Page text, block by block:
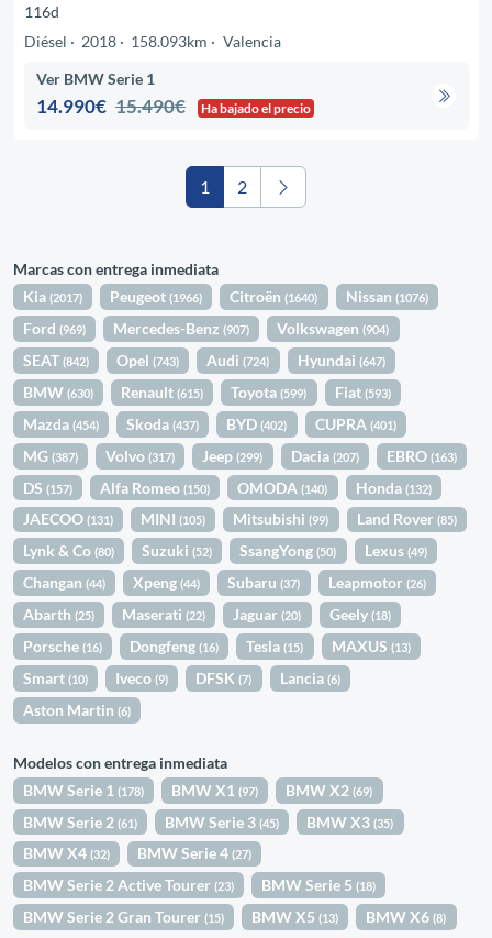
116d
Diésel
2018 158.093km Valencia
Ver BMW Serie 1
14.990€ 15.490€ Ha bajado el precio
1 2
Marcas con entrega inmediata
Kia(2017) Peugeot(1966) Citroën(1640) Nissan (1076)
Ford(969) Mercedes-Benz(907) Volkswagen(904)
SEAT(842) Opel(743) Audi(724) Hyundai (647)
BMW(630) Renault(615) Toyota(599) Fiat (593)
Mazda(454) Skoda(437) BYD(402) CUPRA (401)
MG(387) Volvo(317) Jeep(299) Dacia (207) EBRO (163)
DS(157) Alfa Romeo(150) OMODA(140) Honda (132)
JAECOO(131) MINI(105) Mitsubishi(99) Land Rover (85)
Lynk & Co(80) Suzuki(52) SsangYong(50) Lexus (49)
Changan(44) Xpeng(44) Subaru(37) Leapmotor (26)
Abarth(25) Maserati(22) Jaguar(20) Geely (18)
Porsche(16) Dongfeng(16) Tesla(15) MAXUS (13)
Smart(10) Iveco(9) DFSK(7) Lancia (6)
Aston Martin(6)
Modelos con entrega inmediata
BMW Serie 1(178) BMW X1(97) BMW X2(69)
BMW Serie 2(61) BMW Serie 3(45) BMW X3(35)
BMW X4(32) BMW Serie 4(27)
BMW Serie 2 Active Tourer(23) BMW Serie 5(18)
BMW Serie 2 Gran Tourer(15) BMW X5(13) BMW X6(8)